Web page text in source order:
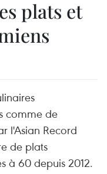
plats et
comme de
l'Asian Record
de plats
à 60 depuis 2012.